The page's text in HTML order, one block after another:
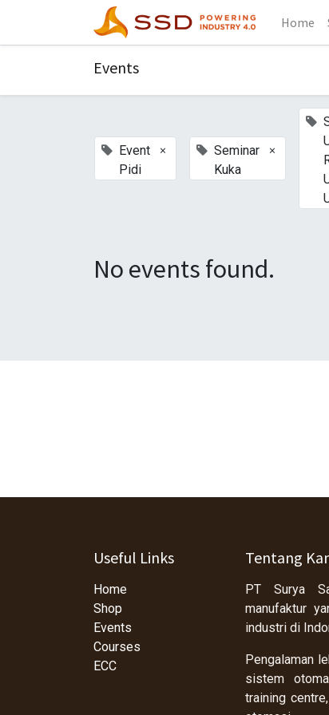
Home
Events
Event
Pidi
×
Seminar
Kuka
×
No events found.
Useful Links
Home
Shop
Events
Courses
ECC
Tentang
PT Surya
manufaktur
industri di
Pengalaman
sistem
training